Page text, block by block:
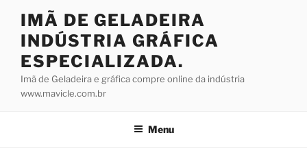
conteúdo
IMÃ DE GELADEIRA
INDÚSTRIA GRÁFICA
ESPECIALIZADA.
Imã de Geladeira e gráfica compre online da indústria
www.mavicle.com.br
Menu